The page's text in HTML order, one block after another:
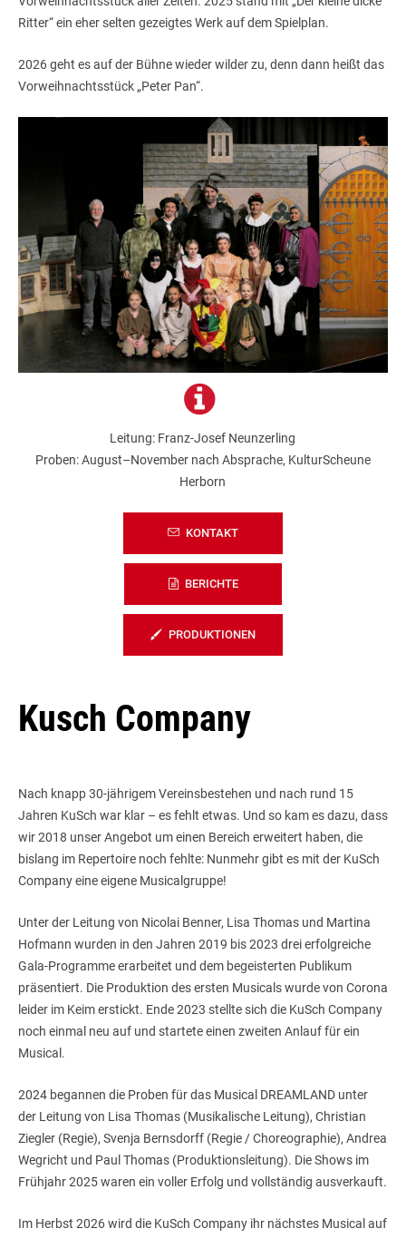
Ritter“ ein eher selten gezeigtes Werk auf dem Spielplan.
2026 geht es auf der Bühne wieder wilder zu, denn dann heißt das
Vorweihnachtsstück „Peter Pan“.
Leitung: Franz-Josef Neunzerling
Proben: August–November nach Absprache, KulturScheune
Herborn
KONTAKT
BERICHTE
PRODUKTIONEN
Kusch Company
Nach knapp 30-jährigem Vereinsbestehen und nach rund 15
Jahren KuSch war klar – es fehlt etwas. Und so kam es dazu, dass
wir 2018 unser Angebot um einen Bereich erweitert haben, die
bislang im Repertoire noch fehlte: Nunmehr gibt es mit der KuSch
Company eine eigene Musicalgruppe!
Unter der Leitung von Nicolai Benner, Lisa Thomas und Martina
Hofmann wurden in den Jahren 2019 bis 2023 drei erfolgreiche
Gala-Programme erarbeitet und dem begeisterten Publikum
präsentiert. Die Produktion des ersten Musicals wurde von Corona
leider im Keim erstickt. Ende 2023 stellte sich die KuSch Company
noch einmal neu auf und startete einen zweiten Anlauf für ein
Musical.
2024 begannen die Proben für das Musical DREAMLAND unter
der Leitung von Lisa Thomas (Musikalische Leitung), Christian
Ziegler (Regie), Svenja Bernsdorff (Regie / Choreographie), Andrea
Wegricht und Paul Thomas (Produktionsleitung). Die Shows im
Frühjahr 2025 waren ein voller Erfolg und vollständig ausverkauft.
Im Herbst 2026 wird die KuSch Company ihr nächstes Musical auf